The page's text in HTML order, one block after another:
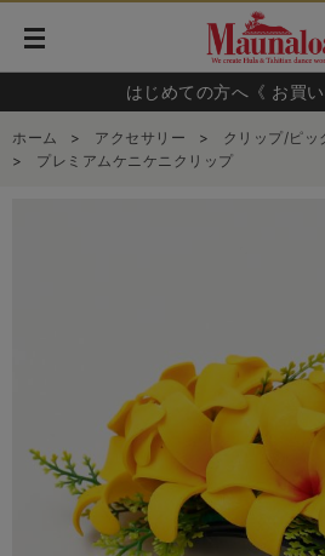
はじめての方へ《 お買い
ホーム > アクセサリー >
クリップ/ピッ
>
プレミアムケニケニクリップ